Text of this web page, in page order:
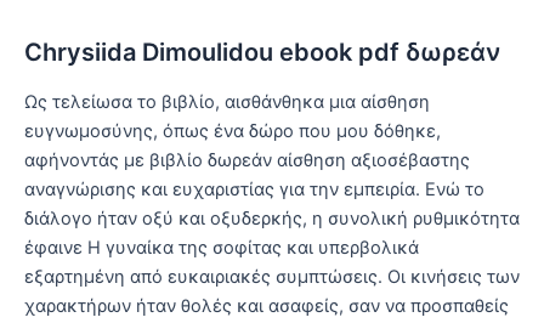
Chrysiida Dimoulidou ebook pdf δωρεάν
Ως τελείωσα το βιβλίο, αισθάνθηκα μια αίσθηση
ευγνωμοσύνης, όπως ένα δώρο που μου δόθηκε,
αφήνοντάς με βιβλίο δωρεάν αίσθηση αξιοσέβαστης
αναγνώρισης και ευχαριστίας για την εμπειρία. Ενώ το
διάλογο ήταν οξύ και οξυδερκής, η συνολική ρυθμικότητα
έφαινε Η γυναίκα της σοφίτας και υπερβολικά
εξαρτημένη από ευκαιριακές συμπτώσεις. Οι κινήσεις των
χαρακτήρων ήταν θολές και ασαφείς, σαν να προσπαθείς